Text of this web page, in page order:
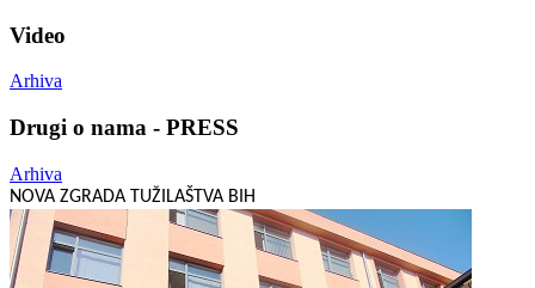
Video
Arhiva
Drugi o nama - PRESS
Arhiva
NOVA ZGRADA TUŽILAŠTVA BIH